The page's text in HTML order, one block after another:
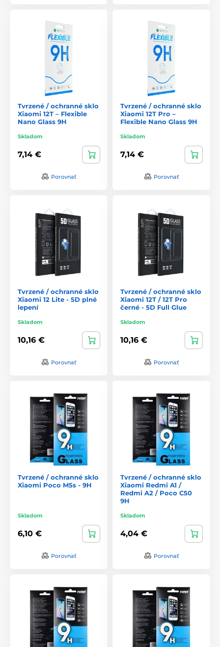
Tvrzené / ochranné sklo
Xiaomi 12T – Flexible
Nano Glass 9H
Skladom
7,14 €
Porovnať
Tvrzené / ochranné sklo
Xiaomi 12T Pro –
Flexible Nano Glass 9H
Skladom
7,14 €
Porovnať
Tvrzené / ochranné sklo
Xiaomi 12 Lite - 5D plné
lepení
Skladom
10,16 €
Porovnať
Tvrzené / ochranné sklo
Xiaomi 12T / 12T Pro
černé - 5D Full Glue
Skladom
10,16 €
Porovnať
Tvrzené / ochranné sklo
Xiaomi Poco M5s - 9H
Skladom
6,10 €
Porovnať
Tvrzené / ochranné sklo
Xiaomi Redmi A1 /
Redmi A2 / Poco C50
9H
Skladom
4,04 €
Porovnať